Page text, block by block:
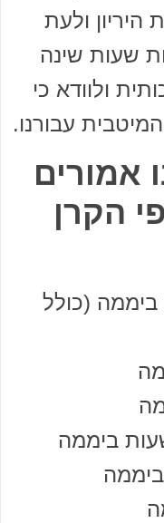
ולעת
שעות שינה
ולוודא כי
עבורנו.
אמורים
הקרן
17-14 שעות ביממה (כולל